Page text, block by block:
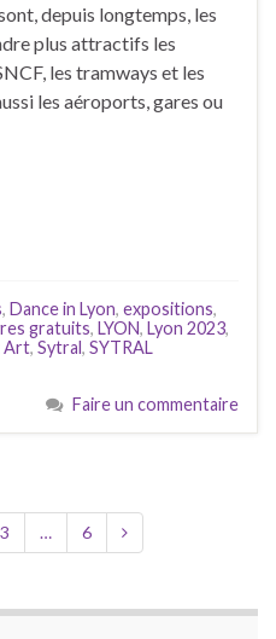
depuis longtemps, les
plus attractifs les
les tramways et les
les aéroports, gares ou
, Dance in Lyon, expositions,
gratuits, LYON, Lyon 2023,
Art, Sytral , SYTRAL
Faire un commentaire
3 … 6